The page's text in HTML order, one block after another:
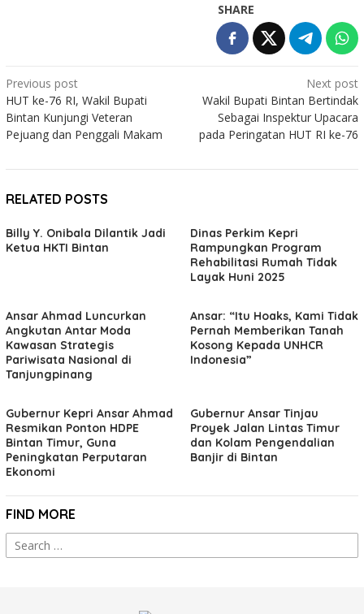
SHARE
Post
navigation
Previous post
HUT ke-76 RI, Wakil Bupati
Bintan Kunjungi Veteran
Pejuang dan Penggali Makam
Next post
Wakil Bupati Bintan Bertindak
Sebagai Inspektur Upacara
pada Peringatan HUT RI ke-76
RELATED POSTS
Billy Y. Onibala Dilantik Jadi
Ketua HKTI Bintan
Dinas Perkim Kepri
Rampungkan Program
Rehabilitasi Rumah Tidak
Layak Huni 2025
Ansar Ahmad Luncurkan
Angkutan Antar Moda
Kawasan Strategis
Pariwisata Nasional di
Tanjungpinang
Ansar: “Itu Hoaks, Kami Tidak
Pernah Memberikan Tanah
Kosong Kepada UNHCR
Indonesia”
Gubernur Kepri Ansar Ahmad
Resmikan Ponton HDPE
Bintan Timur, Guna
Peningkatan Perputaran
Ekonomi
Gubernur Ansar Tinjau
Proyek Jalan Lintas Timur
dan Kolam Pengendalian
Banjir di Bintan
FIND MORE
Search
for: